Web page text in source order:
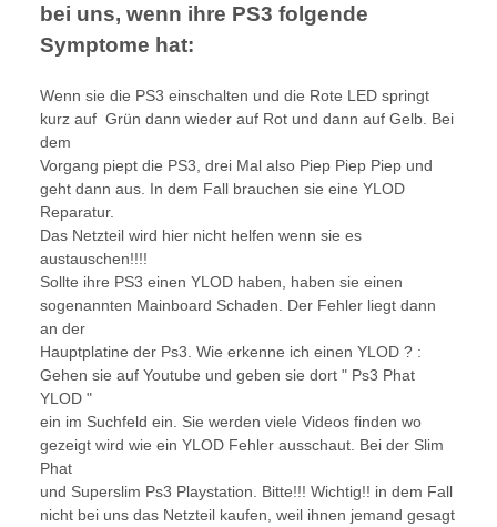
bei uns, wenn ihre PS3 folgende
Symptome hat:
Wenn sie die PS3 einschalten und die Rote LED springt
kurz auf Grün dann wieder auf Rot und dann auf Gelb. Bei
dem
Vorgang piept die PS3, drei Mal also Piep Piep Piep und
geht dann aus. In dem Fall brauchen sie eine YLOD
Reparatur.
Das Netzteil wird hier nicht helfen wenn sie es
austauschen!!!!
Sollte ihre PS3 einen YLOD haben, haben sie einen
sogenannten Mainboard Schaden. Der Fehler liegt dann
an der
Hauptplatine der Ps3. Wie erkenne ich einen YLOD ? :
Gehen sie auf Youtube und geben sie dort " Ps3 Phat
YLOD "
ein im Suchfeld ein. Sie werden viele Videos finden wo
gezeigt wird wie ein YLOD Fehler ausschaut. Bei der Slim
Phat
und Superslim Ps3 Playstation. Bitte!!! Wichtig!! in dem Fall
nicht bei uns das Netzteil kaufen, weil ihnen jemand gesagt